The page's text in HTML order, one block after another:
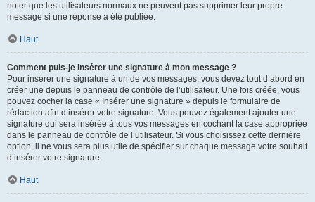
noter que les utilisateurs normaux ne peuvent pas supprimer leur propre
message si une réponse a été publiée.
Haut
Comment puis-je insérer une signature à mon message ?
Pour insérer une signature à un de vos messages, vous devez tout d’abord en
créer une depuis le panneau de contrôle de l’utilisateur. Une fois créée, vous
pouvez cocher la case « Insérer une signature » depuis le formulaire de
rédaction afin d’insérer votre signature. Vous pouvez également ajouter une
signature qui sera insérée à tous vos messages en cochant la case appropriée
dans le panneau de contrôle de l’utilisateur. Si vous choisissez cette dernière
option, il ne vous sera plus utile de spécifier sur chaque message votre souhait
d’insérer votre signature.
Haut